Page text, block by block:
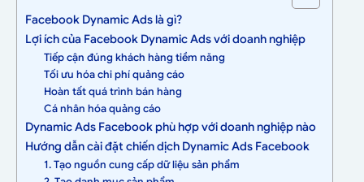
Facebook Dynamic Ads là gì?
Lợi ích của Facebook Dynamic Ads với doanh nghiệp
Tiếp cận đúng khách hàng tiềm năng
Tối ưu hóa chi phí quảng cáo
Hoàn tất quá trình bán hàng
Cá nhân hóa quảng cáo
Dynamic Ads Facebook phù hợp với doanh nghiệp nào
Hướng dẫn cài đặt chiến dịch Dynamic Ads Facebook
1. Tạo nguồn cung cấp dữ liệu sản phẩm